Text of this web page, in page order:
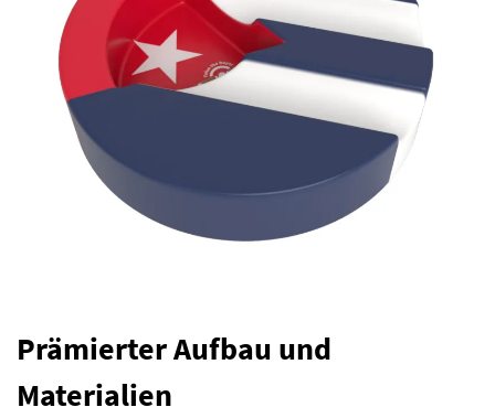
Prämierter Aufbau und
Materialien